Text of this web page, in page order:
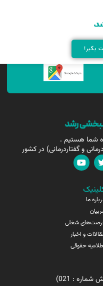
بگیر!کنید !
و گفتاردرمانی) در کشور
ما
شغلی
و اخبار
حقوقی
: 021)